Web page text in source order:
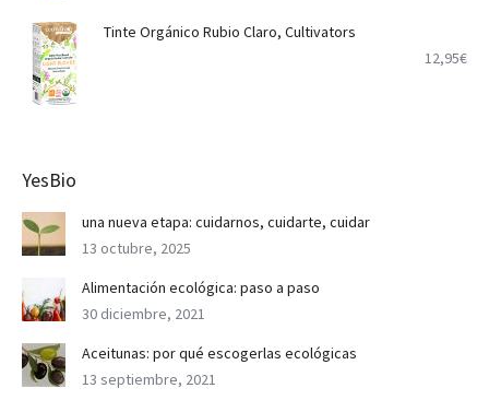
Tinte Orgánico Rubio Claro, Cultivators
12,95€
YesBio
una nueva etapa: cuidarnos, cuidarte, cuidar
13 octubre, 2025
Alimentación ecológica: paso a paso
30 diciembre, 2021
Aceitunas: por qué escogerlas ecológicas
13 septiembre, 2021